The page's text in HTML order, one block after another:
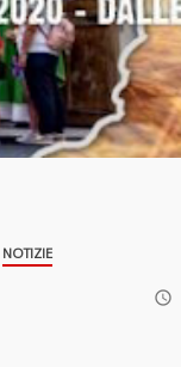
NOTIZIE
access_time